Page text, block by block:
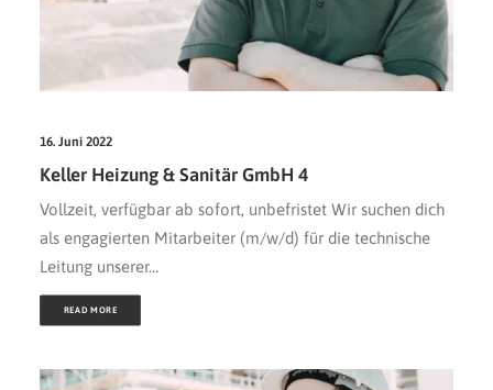
16. Juni 2022
Keller Heizung & Sanitär GmbH 4
Vollzeit, verfügbar ab sofort, unbefristet Wir suchen dich
als engagierten Mitarbeiter (m/w/d) für die technische
Leitung unserer…
READ MORE